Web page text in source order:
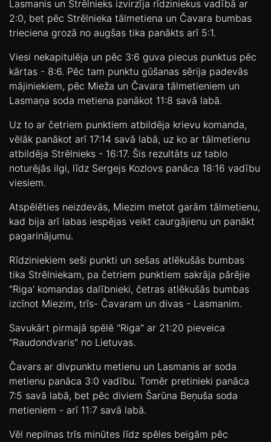
Lasmanis un Strēlnieks izvirzīja rīdziniekus vadībā ar
2:0, bet pēc Strēlnieka tālmetiena un Čavara bumbas
trieciena grozā no augšas tika panākts arī 5:1.
Viesi nekapitulēja un pēc 3:6 guva piecus punktus pēc
kārtas - 8:6. Pēc tam punktu gūšanas sērija padevās
mājiniekiem, pēc Mieža un Čavara tālmetieniem un
Lasmaņa soda metiena panākot 11:8 savā labā.
Uz to ar četriem punktiem atbildēja krievu komanda,
vēlāk panākot arī 17:14 savā labā, uz ko ar tālmetienu
atbildēja Strēlnieks - 16:17. Šis rezultāts uz tablo
noturējās ilgi, līdz Sergejs Kozlovs panāca 18:16 vadību
viesiem.
Atspēlēties neizdevās, Miezim metot garām tālmetienu,
kad bija arī labas iespējas veikt caurgājienu un panākt
pagarinājumu.
Rīdziniekiem seši punkti un sešas atlēkušās bumbas
tika Strēlniekam, pa četriem punktiem sakrāja pārējie
"Riga' komandas dalībnieki, četras atlēkušās bumbas
izcīnot Miezim, trīs- Čavaram un divas - Lasmanim.
Savukārt pirmajā spēlē "Riga" ar 21:20 pieveica
"Raudondvaris" no Lietuvas.
Čavars ar divpunktu metienu un Lasmanis ar soda
metienu panāca 3:0 vadību. Tomēr pretinieki panāca
7:5 savā labā, bet pēc diviem Šarūna Beņuša soda
metieniem - arī 11:7 savā labā.
Vēl nepilnas trīs minūtes līdz spēles beigām pēc